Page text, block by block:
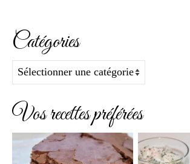
Catégories
Catégories
Vos recettes préférées